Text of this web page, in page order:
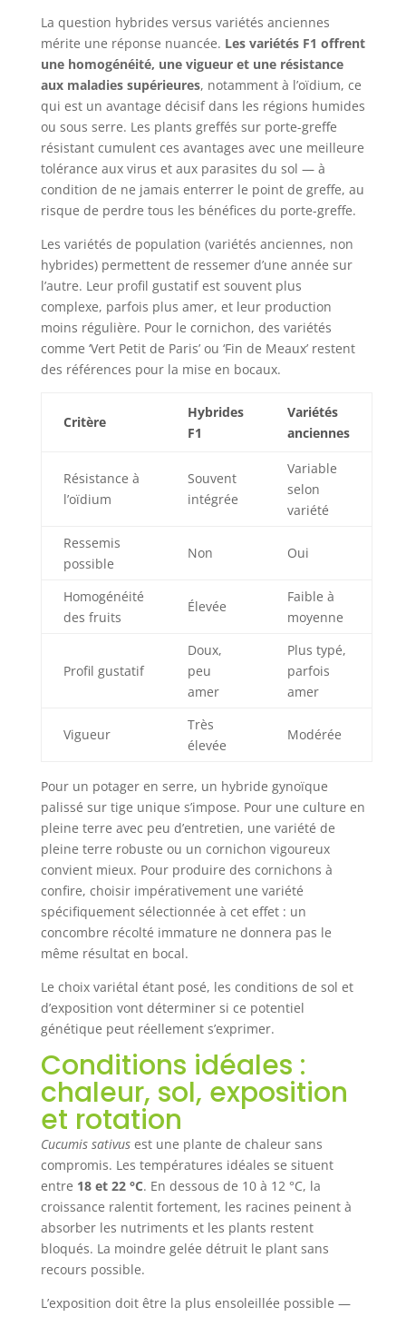
La question hybrides versus variétés anciennes
mérite une réponse nuancée. Les variétés F1 offrent
une homogénéité, une vigueur et une résistance
aux maladies supérieures, notamment à l’oïdium, ce
qui est un avantage décisif dans les régions humides
ou sous serre. Les plants greffés sur porte-greffe
résistant cumulent ces avantages avec une meilleure
tolérance aux virus et aux parasites du sol — à
condition de ne jamais enterrer le point de greffe, au
risque de perdre tous les bénéfices du porte-greffe.
Les variétés de population (variétés anciennes, non
hybrides) permettent de ressemer d’une année sur
l’autre. Leur profil gustatif est souvent plus
complexe, parfois plus amer, et leur production
moins régulière. Pour le cornichon, des variétés
comme ‘Vert Petit de Paris’ ou ‘Fin de Meaux’ restent
des références pour la mise en bocaux.
Critère
Hybrides
F1
Variétés
anciennes
Résistance à
l’oïdium
Souvent
intégrée
Variable
selon
variété
Ressemis
possible
Non Oui
Homogénéité
des fruits
Élevée
Faible à
moyenne
Profil gustatif
Doux,
peu
amer
Plus typé,
parfois
amer
Vigueur
Très
élevée
Modérée
Pour un potager en serre, un hybride gynoïque
palissé sur tige unique s’impose. Pour une culture en
pleine terre avec peu d’entretien, une variété de
pleine terre robuste ou un cornichon vigoureux
convient mieux. Pour produire des cornichons à
confire, choisir impérativement une variété
spécifiquement sélectionnée à cet effet : un
concombre récolté immature ne donnera pas le
même résultat en bocal.
Le choix variétal étant posé, les conditions de sol et
d’exposition vont déterminer si ce potentiel
génétique peut réellement s’exprimer.
Conditions idéales :
chaleur, sol, exposition
et rotation
Cucumis sativusest une plante de chaleur sans
compromis. Les températures idéales se situent
entre 18 et 22 °C. En dessous de 10 à 12 °C, la
croissance ralentit fortement, les racines peinent à
absorber les nutriments et les plants restent
bloqués. La moindre gelée détruit le plant sans
recours possible.
L’exposition doit être la plus ensoleillée possible —